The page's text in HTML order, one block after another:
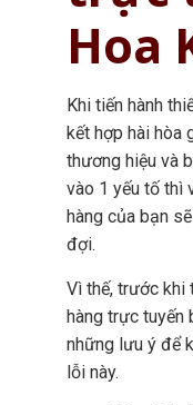
Hoa
Khi tiến hành
kết hợp hài hòa
thương hiệu và
vào 1 yếu tố thì
hàng của bạn
đợi.
Vì thế, trước khi
hàng trực tuyến
những lưu ý để
lỗi này.